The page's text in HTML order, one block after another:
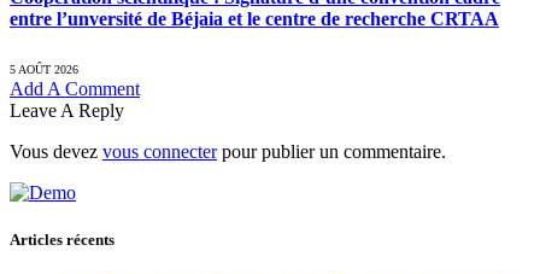
entre l’unversité de Béjaia et le centre de recherche CRTAA
5 AOÛT 2026
Add A Comment
Leave A Reply
Vous devez vous connecterpour publier un commentaire.
Articles récents